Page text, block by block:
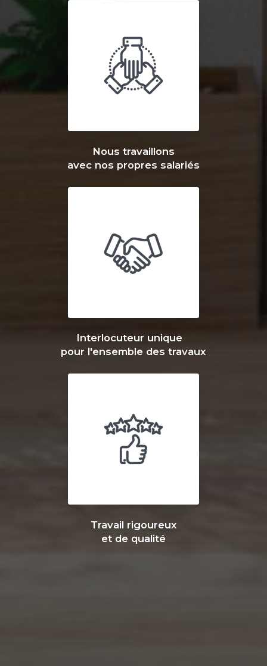
Nous travaillons
avec nos propres salariés
Interlocuteur unique
pour l'ensemble des travaux
Travail rigoureux
et de qualité